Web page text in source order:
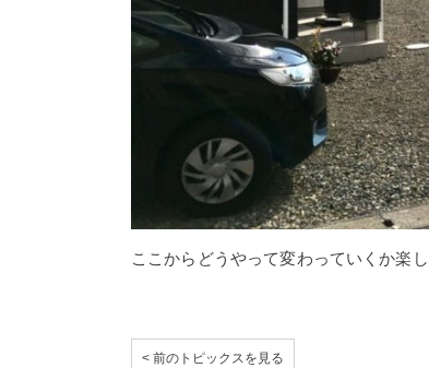
ここからどうやって変わっていくか楽
< 前のトピックスを見る